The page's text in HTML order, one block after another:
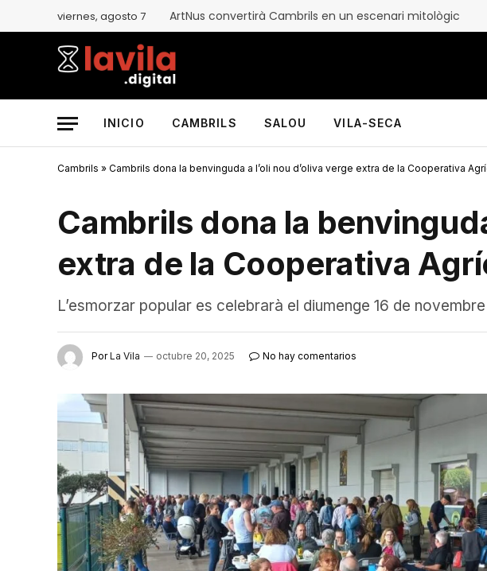
viernes, agosto 7 ArtNus convertirà Cambrils en un escenari mitològic
INICIO CAMBRILS SALOU VILA-SECA
Cambrils » Cambrils dona la benvinguda a l’oli nou d’oliva verge extra de la Cooperativa
Cambrils dona la
extra de la Cooperativa
L’esmorzar popular es celebrarà el diumenge 16 de novembre
Por La Vila octubre 20, 2025 No hay comentarios